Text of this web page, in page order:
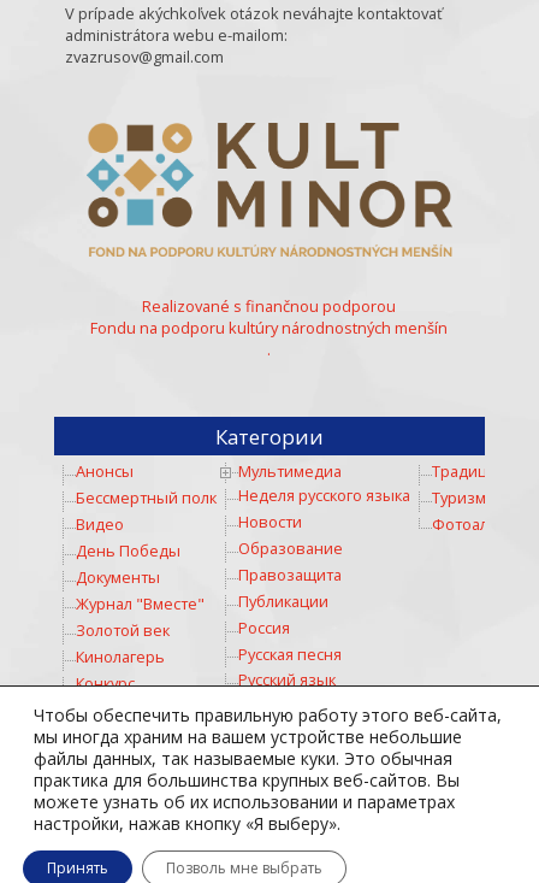
Чтобы обеспечить правильную работу этого веб-сайта,
мы иногда храним на вашем устройстве небольшие
файлы данных, так называемые куки. Это обычная
практика для большинства крупных веб-сайтов. Вы
можете узнать об их использовании и параметрах
настройки, нажав кнопку «Я выберу».
Принять Позволь мне выбрать
V prípade akýchkoľvek otázok neváhajte kontaktovať
administrátora webu e-mailom:
zvazrusov@gmail.com
Realizované s finančnou podporou
Fondu na podporu kultúry národnostných menšín
.
Категории
Анонсы
Бессмертный полк
Видео
День Победы
Документы
Журнал "Вместе"
Золотой век
Кинолагерь
Конкурс
Коронавирус
Космос
Культура
Личности
Медицина
Мультимедиа
Неделя русского языка
Новости
Образование
Правозащита
Публикации
Россия
Русская песня
Русский язык
Русское слово
Соревнование
Спорт
Стихи
Театр
Тотальный диктант
Традиции
Туризм
Фотоальбом